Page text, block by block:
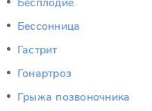
Бессонница
Гастрит
Гонартроз
Грыжа позвоночника